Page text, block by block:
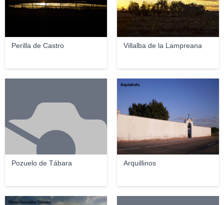
Perilla de Castro Villalba de la Lampreana
Pozuelo de Tábara Arquillinos
Aquielrafa
Elena González Gómez